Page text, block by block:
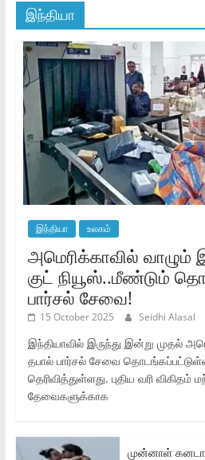
இந்தியா
இந்தியா உலகம்
அமெரிக்காவில் வாழும்
குட் நியூஸ்..மீண்டும்
பார்சல் சேவை!
15 October 2025 Seidhi Alasal
இந்தியாவில் இருந்து இன்று முதல்
தபால் பார்சல் சேவை
தெரிவித்துள்ளது. புதிய வரி விகிதம்
தேவைகளுக்காக
முன்னாள் கனடா